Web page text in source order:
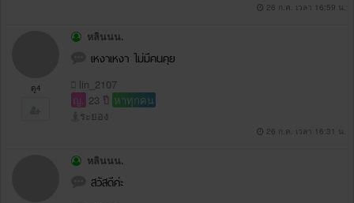
26 ก.ค. เวลา 16:59 น.
ดู4
หลินนน.
เหงาเหงา ไม่มีคนคุย
lin_2107
ญ. 23 ปี หาทุกคน
ระยอง
26 ก.ค. เวลา 16:31 น.
หลินนน.
สวัสดีค่ะ